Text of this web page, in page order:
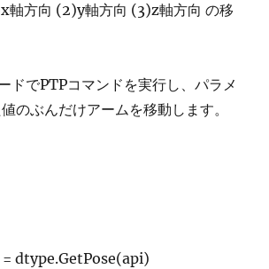
軸方向 (2)y軸方向 (3)z軸方向 の移
ドでPTPコマンドを実行し、パラメ
のぶんだけアームを移動します。
dtype.GetPose(api)